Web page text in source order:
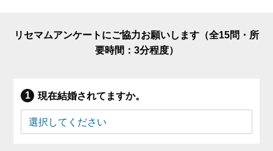
リセマムアンケートにご協力お願いします（全15問・所
要時間：3分程度）
現在結婚されてますか。